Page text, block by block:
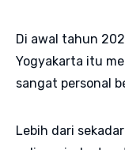
Di awal tahun
Yogyakarta itu
sangat personal
Lebih dari